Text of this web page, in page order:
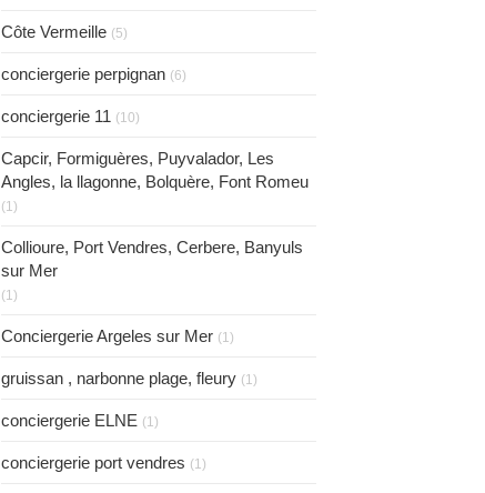
Côte Vermeille (5)
conciergerie perpignan (6)
conciergerie 11 (10)
Capcir, Formiguères, Puyvalador, Les
Angles, la llagonne, Bolquère, Font Romeu
(1)
Collioure, Port Vendres, Cerbere, Banyuls
sur Mer
(1)
Conciergerie Argeles sur Mer (1)
gruissan , narbonne plage, fleury (1)
conciergerie ELNE (1)
conciergerie port vendres (1)